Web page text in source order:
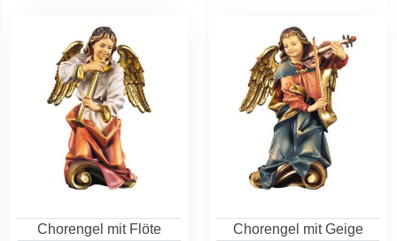
Chorengel mit Flöte
Chorengel mit Geige